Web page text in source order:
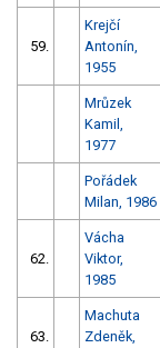
59.
Krejčí
Antonín,
1955
Mrůzek
Kamil,
1977
Pořádek
Milan, 1986
62.
Vácha
Viktor,
1985
63.
Machuta
Zdeněk,